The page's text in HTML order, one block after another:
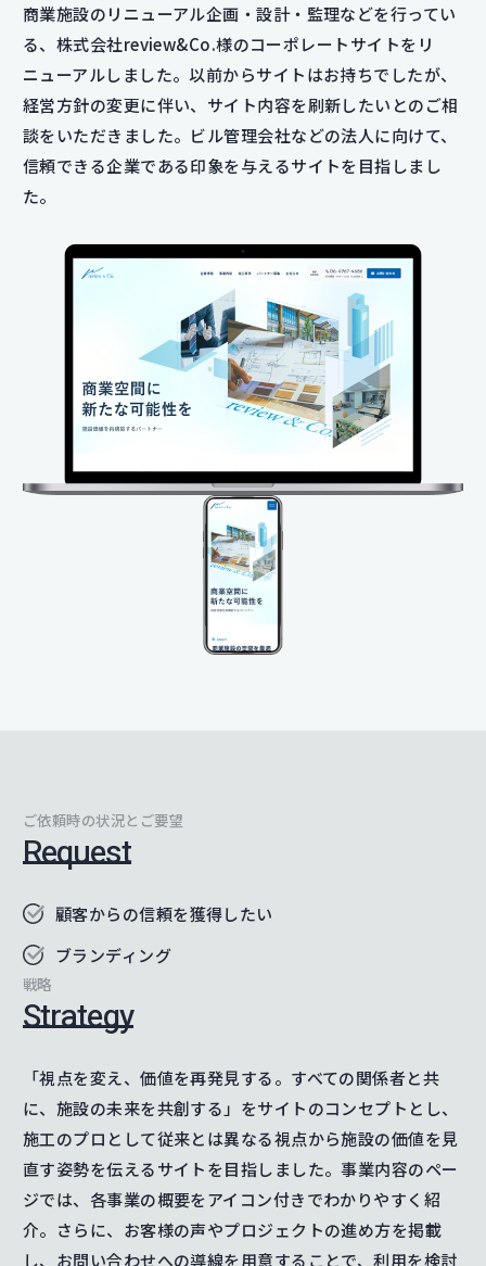
商業施設のリニューアル企画・設計・監理などを行ってい
る、株式会社review&Co.様のコーポレートサイトをリ
ニューアルしました。以前からサイトはお持ちでしたが、
経営方針の変更に伴い、サイト内容を刷新したいとのご相
談をいただきました。ビル管理会社などの法人に向けて、
信頼できる企業である印象を与えるサイトを目指しまし
た。
ご依頼時の状況とご要望
Request
顧客からの信頼を獲得したい
ブランディング
戦略
Strategy
「視点を変え、価値を再発見する。すべての関係者と共
に、施設の未来を共創する」をサイトのコンセプトとし、
施工のプロとして従来とは異なる視点から施設の価値を見
直す姿勢を伝えるサイトを目指しました。事業内容のペー
ジでは、各事業の概要をアイコン付きでわかりやすく紹
介。さらに、お客様の声やプロジェクトの進め方を掲載
し、お問い合わせへの導線を用意することで、利用を検討